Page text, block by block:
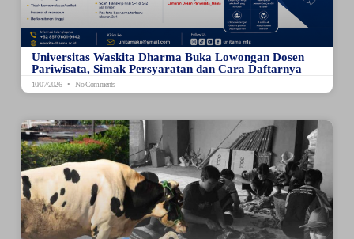
Universitas Waskita Dharma Buka Lowongan Dosen
Pariwisata, Simak Persyaratan dan Cara Daftarnya
10/07/2026 No Comments